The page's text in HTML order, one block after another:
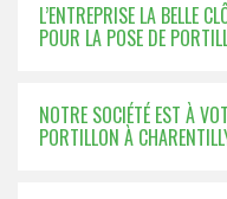
L’ENTREPRISE LA BELLE
POUR LA POSE DE
NOTRE SOCIÉTÉ EST À
PORTILLON À